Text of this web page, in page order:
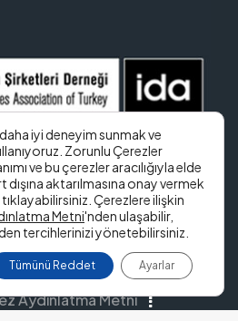
Aydınlatma Metni
iyi deneyim sunmak ve
Zorunlu Çerezler
ve bu çerezler aracılığıyla elde
aktarılmasına onay vermek
Çerezlere ilişkin
Metni'nden ulaşabilir,
tercihlerinizi yönetebilirsiniz.
Tümünü Reddet Ayarlar